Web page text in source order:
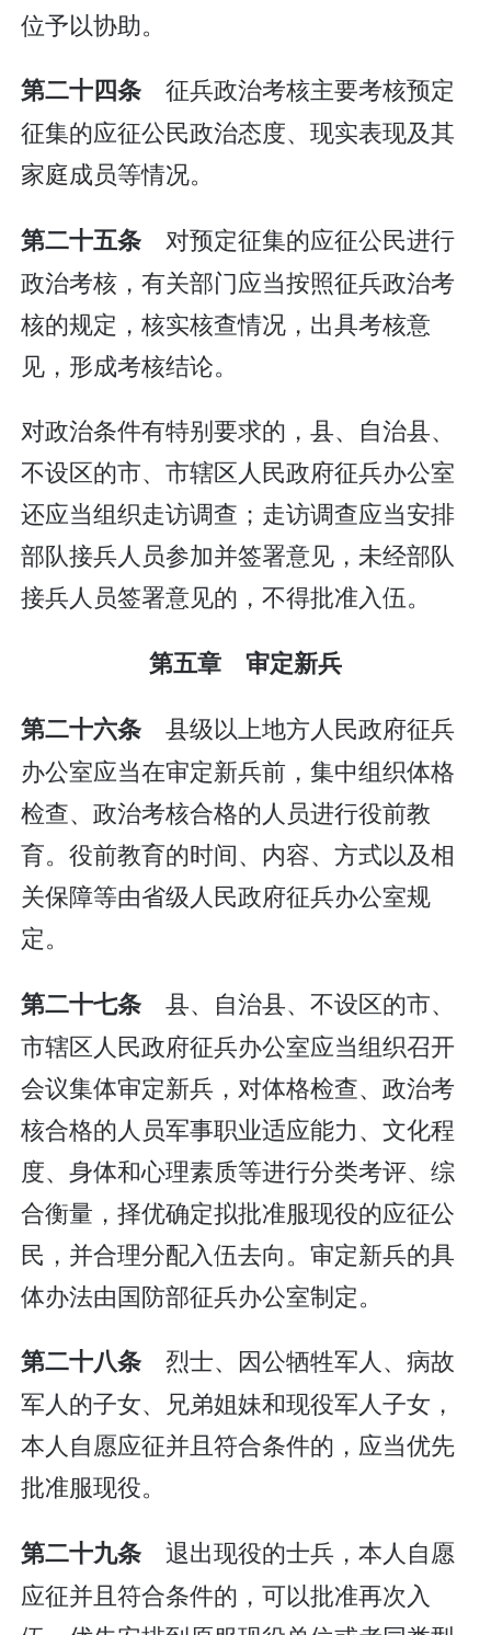
位予以协助。
第二十四条 征兵政治考核主要考核预定
征集的应征公民政治态度、现实表现及其
家庭成员等情况。
第二十五条 对预定征集的应征公民进行
政治考核，有关部门应当按照征兵政治考
核的规定，核实核查情况，出具考核意
见，形成考核结论。
对政治条件有特别要求的，县、自治县、
不设区的市、市辖区人民政府征兵办公室
还应当组织走访调查；走访调查应当安排
部队接兵人员参加并签署意见，未经部队
接兵人员签署意见的，不得批准入伍。
第五章 审定新兵
第二十六条 县级以上地方人民政府征兵
办公室应当在审定新兵前，集中组织体格
检查、政治考核合格的人员进行役前教
育。役前教育的时间、内容、方式以及相
关保障等由省级人民政府征兵办公室规
定。
第二十七条 县、自治县、不设区的市、
市辖区人民政府征兵办公室应当组织召开
会议集体审定新兵，对体格检查、政治考
核合格的人员军事职业适应能力、文化程
度、身体和心理素质等进行分类考评、综
合衡量，择优确定拟批准服现役的应征公
民，并合理分配入伍去向。审定新兵的具
体办法由国防部征兵办公室制定。
第二十八条 烈士、因公牺牲军人、病故
军人的子女、兄弟姐妹和现役军人子女，
本人自愿应征并且符合条件的，应当优先
批准服现役。
第二十九条 退出现役的士兵，本人自愿
应征并且符合条件的，可以批准再次入